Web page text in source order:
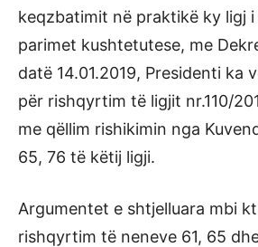
keqzbatimit në praktikë ky ligj
parimet kushtetutese, me
datë 14.01.2019, Presidenti ka
për rishqyrtim të ligjit nr.110/
me qëllim rishikimin nga
65, 76 të këtij ligji.
Argumentet e shtjelluara mbi
rishqyrtim të neneve 61, 65